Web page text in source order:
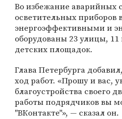
Во избежание аварийных
осветительных приборов
энергоэффективными и
оборудованы 23 улицы,
детских площадок.
Глава Петербурга
ход работ. «Прошу и вас,
благоустройства своего
работы подрядчиков вы
"ВКонтакте"», — сказал он.